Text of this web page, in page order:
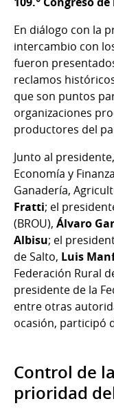
En diálogo con la
intercambio con
fueron
reclamos
que son puntos
organizaciones
productores del
Junto al
Economía y
Ganadería,
Fratti; el
(BROU), Álvaro
Albisu; el
de Salto, Luis
Federación Rural
presidente de la
entre otras
ocasión, participó
Control de
prioridad